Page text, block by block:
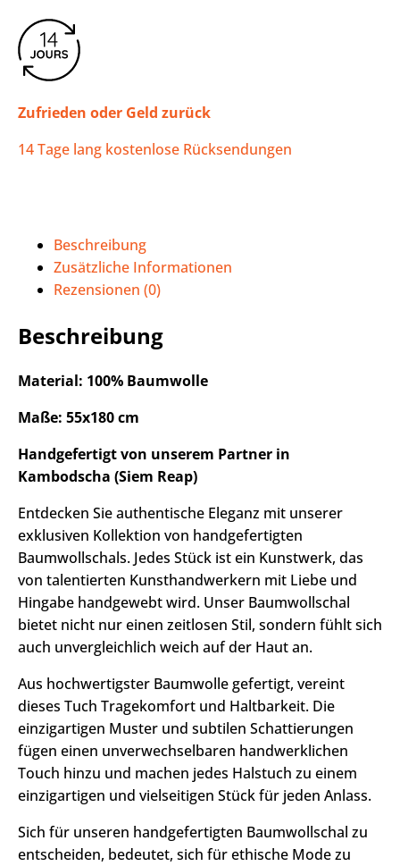
Zufrieden oder Geld zurück
14 Tage lang kostenlose Rücksendungen
Beschreibung
Zusätzliche Informationen
Rezensionen (0)
Beschreibung
Material: 100% Baumwolle
Maße: 55x180 cm
Handgefertigt von unserem Partner in
Kambodscha (Siem Reap)
Entdecken Sie authentische Eleganz mit unserer
exklusiven Kollektion von handgefertigten
Baumwollschals. Jedes Stück ist ein Kunstwerk, das
von talentierten Kunsthandwerkern mit Liebe und
Hingabe handgewebt wird. Unser Baumwollschal
bietet nicht nur einen zeitlosen Stil, sondern fühlt sich
auch unvergleichlich weich auf der Haut an.
Aus hochwertigster Baumwolle gefertigt, vereint
dieses Tuch Tragekomfort und Haltbarkeit. Die
einzigartigen Muster und subtilen Schattierungen
fügen einen unverwechselbaren handwerklichen
Touch hinzu und machen jedes Halstuch zu einem
einzigartigen und vielseitigen Stück für jeden Anlass.
Sich für unseren handgefertigten Baumwollschal zu
entscheiden, bedeutet, sich für ethische Mode zu